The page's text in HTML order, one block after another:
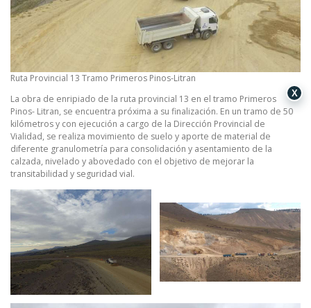
Ruta Provincial 13 Tramo Primeros Pinos-Litran
La obra de enripiado de la ruta provincial 13 en el tramo Primeros
Pinos- Litran, se encuentra próxima a su finalización. En un tramo de 50
kilómetros y con ejecución a cargo de la Dirección Provincial de
Vialidad, se realiza movimiento de suelo y aporte de material de
diferente granulometría para consolidación y asentamiento de la
calzada, nivelado y abovedado con el objetivo de mejorar la
transitabilidad y seguridad vial.
X